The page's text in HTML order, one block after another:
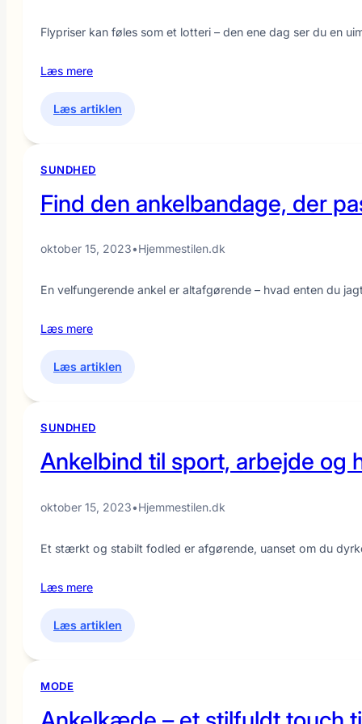
Flypriser kan føles som et lotteri – den ene dag ser du en
Læs mere
Læs artiklen
rejseeksperter
sværger
SUNDHED
Find den ankelbandage, der
oktober 15, 2023•Hjemmestilen.dk
En velfungerende ankel er altafgørende – hvad enten du
Læs mere
Læs artiklen
passer
til
behov
SUNDHED
Ankelbind til sport, arbejde
oktober 15, 2023•Hjemmestilen.dk
Et stærkt og stabilt fodled er afgørende, uanset om du
Læs mere
Læs artiklen
og
MODE